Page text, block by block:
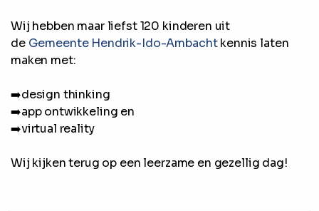
Wij hebben maar liefst 120 kinderen uit
de Gemeente Hendrik-Ido-Ambachtkennis laten
maken met:
➡️design thinking
➡️app ontwikkeling en
➡️virtual reality
Wij kijken terug op een leerzame en gezellig dag!